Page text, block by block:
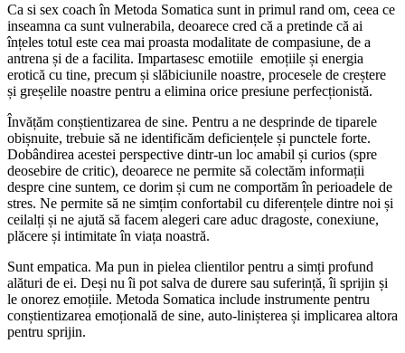
Ca si sex coach în Metoda Somatica sunt in primul rand om, ceea ce
inseamna ca sunt vulnerabila, deoarece cred că a pretinde că ai
înțeles totul este cea mai proasta modalitate de compasiune, de a
antrena și de a facilita. Impartasesc emotiile emoțiile și energia
erotică cu tine, precum și slăbiciunile noastre, procesele de creștere
și greșelile noastre pentru a elimina orice presiune perfecționistă.
Învățăm conștientizarea de sine. Pentru a ne desprinde de tiparele
obișnuite, trebuie să ne identificăm deficiențele și punctele forte.
Dobândirea acestei perspective dintr-un loc amabil și curios (spre
deosebire de critic), deoarece ne permite să colectăm informații
despre cine suntem, ce dorim și cum ne comportăm în perioadele de
stres. Ne permite să ne simțim confortabil cu diferențele dintre noi și
ceilalți și ne ajută să facem alegeri care aduc dragoste, conexiune,
plăcere și intimitate în viața noastră.
Sunt empatica. Ma pun in pielea clientilor pentru a simți profund
alături de ei. Deși nu îi pot salva de durere sau suferință, îi sprijin și
le onorez emoțiile. Metoda Somatica include instrumente pentru
conștientizarea emoțională de sine, auto-linișterea și implicarea altora
pentru sprijin.